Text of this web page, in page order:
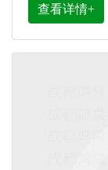
查看详情+